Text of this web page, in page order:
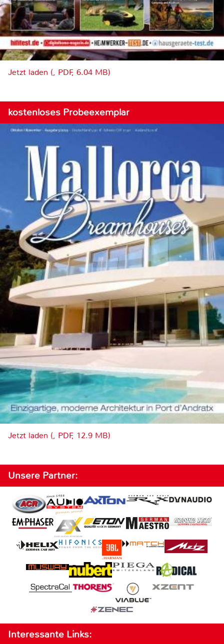
Jetzt laden (, PDF, 6.04 MB)
kostenloses Probeexemplar
Jetzt laden (, PDF, 12.9 MB)
Unsere Partner:
Interessante Links: